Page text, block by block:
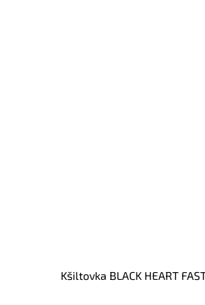
Kšiltovka BLACK HEART